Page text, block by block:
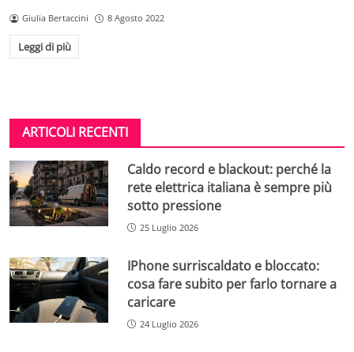
Giulia Bertaccini 8 Agosto 2022
Leggi di più
ARTICOLI RECENTI
Caldo record e blackout: perché la
rete elettrica italiana è sempre più
sotto pressione
25 Luglio 2026
IPhone surriscaldato e bloccato:
cosa fare subito per farlo tornare a
caricare
24 Luglio 2026